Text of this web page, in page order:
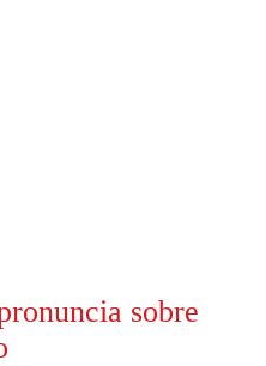
sobre